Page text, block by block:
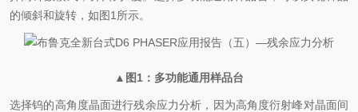
的倾斜和旋转，如图1所示。
▲图1：多功能通用样品台
选择钨的高角度晶面进行残余应力分析，因为高角度衍射峰对晶面间